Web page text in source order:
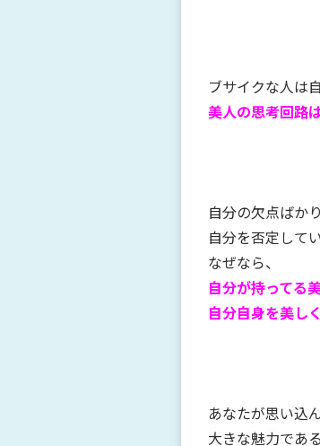
ブサイクな人は
美人の思考回路
自分の欠点ばか
自分を否定して
なぜなら、
自分が持ってる
自分自身を美し
あなたが思い込
大きな魅力であ